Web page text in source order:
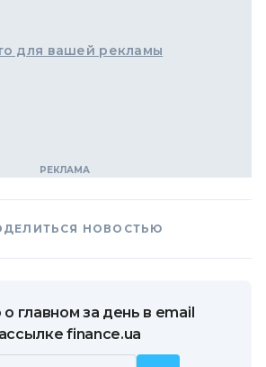
для вашей рекламы
НОВОСТЬЮ
главном за день в email
finance.ua